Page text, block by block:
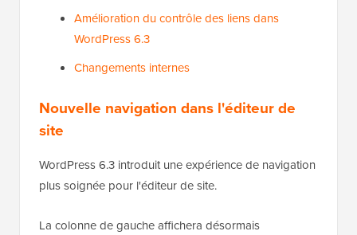
Amélioration du contrôle des liens dans
WordPress 6.3
Changements internes
Nouvelle navigation dans l'éditeur de
site
WordPress 6.3 introduit une expérience de navigation
plus soignée pour l'éditeur de site.
La colonne de gauche affichera désormais